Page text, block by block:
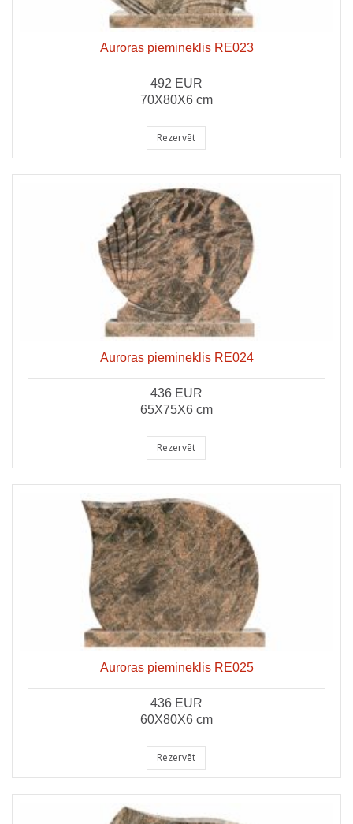
Auroras piemineklis RE023
492 EUR
70X80X6 cm
Rezervēt
Auroras piemineklis RE024
436 EUR
65X75X6 cm
Rezervēt
Auroras piemineklis RE025
436 EUR
60X80X6 cm
Rezervēt